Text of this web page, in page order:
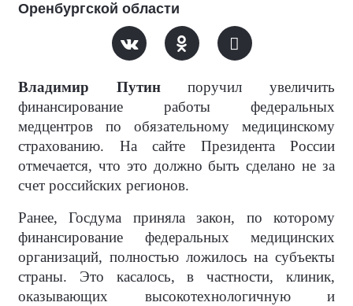
Оренбургской области
Владимир Путинпоручил увеличить
финансирование работы федеральных
медцентров по обязательному медицинскому
страхованию. На сайте Президента России
отмечается, что это должно быть сделано не за
счет российских регионов.
Ранее, Госдума приняла закон, по которому
финансирование федеральных медицинских
организаций, полностью ложилось на субъекты
страны. Это касалось, в частности, клиник,
оказывающих высокотехнологичную и